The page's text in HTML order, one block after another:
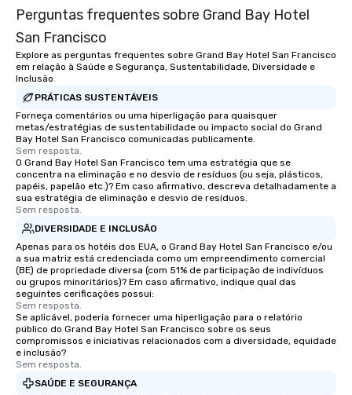
Perguntas frequentes sobre Grand Bay Hotel
San Francisco
Explore as perguntas frequentes sobre Grand Bay Hotel San Francisco
em relação à Saúde e Segurança, Sustentabilidade, Diversidade e
Inclusão
PRÁTICAS SUSTENTÁVEIS
Forneça comentários ou uma hiperligação para quaisquer
metas/estratégias de sustentabilidade ou impacto social do Grand
Bay Hotel San Francisco comunicadas publicamente.
Sem resposta.
O Grand Bay Hotel San Francisco tem uma estratégia que se
concentra na eliminação e no desvio de resíduos (ou seja, plásticos,
papéis, papelão etc.)? Em caso afirmativo, descreva detalhadamente a
sua estratégia de eliminação e desvio de resíduos.
Sem resposta.
DIVERSIDADE E INCLUSÃO
Apenas para os hotéis dos EUA, o Grand Bay Hotel San Francisco e/ou
a sua matriz está credenciada como um empreendimento comercial
(BE) de propriedade diversa (com 51% de participação de indivíduos
ou grupos minoritários)? Em caso afirmativo, indique qual das
seguintes cerificações possui:
Sem resposta.
Se aplicável, poderia fornecer uma hiperligação para o relatório
público do Grand Bay Hotel San Francisco sobre os seus
compromissos e iniciativas relacionados com a diversidade, equidade
e inclusão?
Sem resposta.
SAÚDE E SEGURANÇA